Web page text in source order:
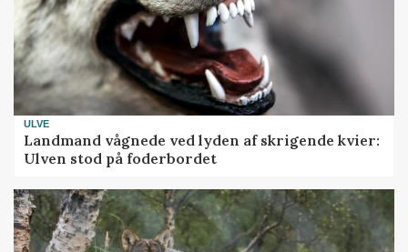
ULVE
Landmand vågnede ved lyden af skrigende kvier:
Ulven stod på foderbordet